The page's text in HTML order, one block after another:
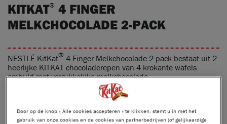
KITKAT® 4 FINGER
MELKCHOCOLADE 2-PACK
NESTLÉ KitKat® 4 Finger Melkchocolade 2-pack bestaat uit 2
heerlijke KITKAT chocoladerepen van 4 krokante wafels
omhuld met verrukkelijke melkchocolade.
Door op de knop « Alle cookies accepteren » te klikken, stemt u in met het
gebruik van onze cookies en de cookies van partnerbedrijven (of gelijkaardige